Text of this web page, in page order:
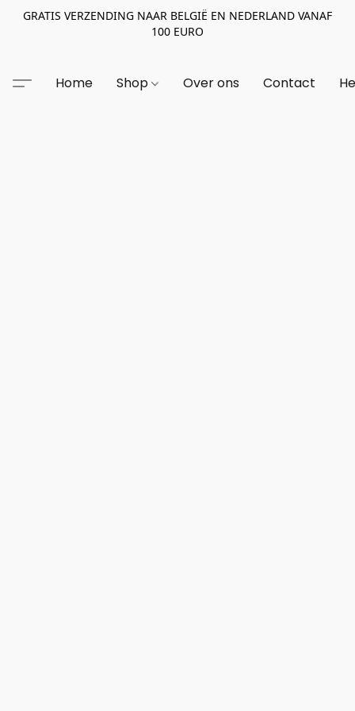
GRATIS VERZENDING NAAR BELGIË EN NEDERLAND VANAF
100 EURO
Home Shop Over ons Contact